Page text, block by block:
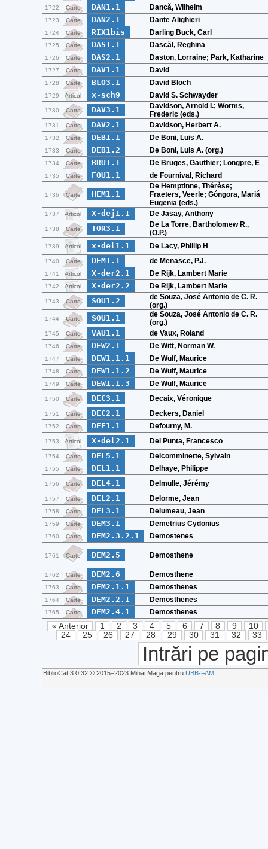
1722 Carte DAN1.1 Dancă, Wilhelm
1723 Carte DAN2.1 Dante Alighieri
1724 Carte RIX1bis Darling Buck, Carl
1725 Carte DAS1.1 Dascăl, Reghina
1726 Carte DAS2.1 Daston, Lorraine; Park, Katharine
1727 Carte DAV1.1 David
1728 Carte BLO3.1 David Bloch
1729 Articol x-sch9 David S. Schwayder
1730 Carte DAV3.1
Davidson, Arnold I.; Worms,
Frederic (eds.)
1731 Carte DAV2.1 Davidson, Herbert A.
1732 Carte DEB1.1 De Boni, Luis A.
1733 Carte DEB1.2 De Boni, Luis A. (org.)
1734 Carte BRU1.1 De Bruges, Gauthier; Longpre, E
1735 Carte FOU1.1 de Fournival, Richard
1736 Carte HEM1.1
De Hemptinne, Thérèse;
Fraeters, Veerle; Góngora, Mariá
Eugenia (eds.)
1737 Articol X-dej1.1 De Jasay, Anthony
1738 Carte TOR3.1
De La Torre, Bartholomew R.,
(O.P.)
1739 Articol x-del1.1 De Lacy, Phillip H
1740 Carte DEM1.1 de Menasce, P.J.
1741 Articol X-der2.1 De Rijk, Lambert Marie
1742 Articol X-der2.2 De Rijk, Lambert Marie
1743 Carte SOU1.2
de Souza, José Antonio de C. R.
(org.)
1744 Carte SOU1.1
de Souza, José Antonio de C. R.
(org.)
1745 Carte VAU1.1 de Vaux, Roland
1746 Carte DEW2.1 De Witt, Norman W.
1747 Carte DEW1.1.1 De Wulf, Maurice
1748 Carte DEW1.1.2 De Wulf, Maurice
1749 Carte DEW1.1.3 De Wulf, Maurice
1750 Carte DEC3.1 Decaix, Véronique
1751 Carte DEC2.1 Deckers, Daniel
1752 Carte DEF1.1 Defourny, M.
1753 Articol X-del2.1 Del Punta, Francesco
1754 Carte DEL5.1 Delcomminette, Sylvain
1755 Carte DEL1.1 Delhaye, Philippe
1756 Carte DEL4.1 Delmulle, Jérémy
1757 Carte DEL2.1 Delorme, Jean
1758 Carte DEL3.1 Delumeau, Jean
1759 Carte DEM3.1 Demetrius Cydonius
1760 Carte DEM2.3.2.1 Demostenes
1761 Carte DEM2.5 Demosthene
1762 Carte DEM2.6 Demosthene
1763 Carte DEM2.1.1 Demosthenes
1764 Carte DEM2.2.1 Demosthenes
1765 Carte DEM2.4.1 Demosthenes
« Anterior 1 2 3 4 5 6 7 8 9
10
24
25 26 27 28 29 30 31 32 33
Intrări pe
BiblioCat 3.0.32 © 2015‒2023 Mihai Maga pentru UBB-FAM